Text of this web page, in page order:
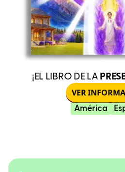
¡EL LIBRO DE LA
VER
América